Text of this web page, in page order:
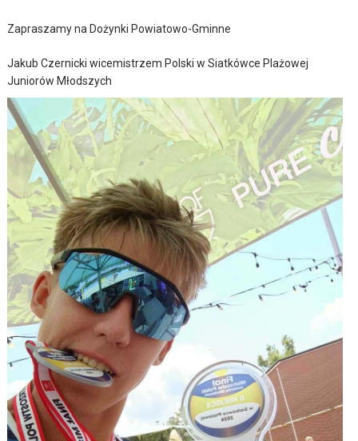
Zapraszamy na Dożynki Powiatowo-Gminne
Jakub Czernicki wicemistrzem Polski w Siatkówce Plażowej
Juniorów Młodszych